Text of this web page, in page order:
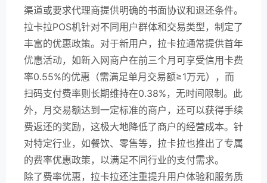
渠道或要求代理商提供明确的书面协议和退还条件。
拉卡拉POS机针对不同用户群体和交易类型，制定了
丰富的优惠政策。对于新用户，拉卡拉通常提供首年
优惠活动，如新入网商户在前三个月可享受信用卡费
率0.55%的优惠（需满足单月交易额≥1万元），而
扫码支付费率则长期维持在0.38%，无时间限制。此
外，月交易额达到一定标准的商户，还可以获得手续
费返还的奖励，这极大地降低了商户的经营成本。针
对特定行业，如餐饮、零售等，拉卡拉也推出了专属
的费率优惠政策，以满足不同行业的支付需求。
除了费率优惠，拉卡拉还注重提升用户体验和服务质